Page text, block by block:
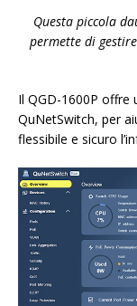
Questa piccola
permette di
Il QGD-1600P offre
QuNetSwitch, per
flessibile e sicuro